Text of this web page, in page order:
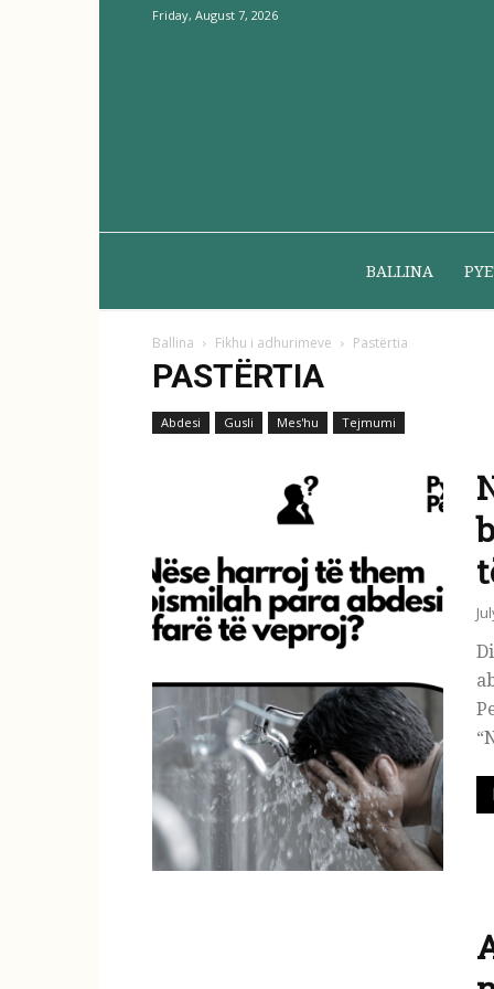
Friday, August 7, 2026
BALLINA
Ballina Fikhu i adhurimeve Pastërtia
PASTËRTIA
Abdesi Gusli Mes'hu Tejmumi